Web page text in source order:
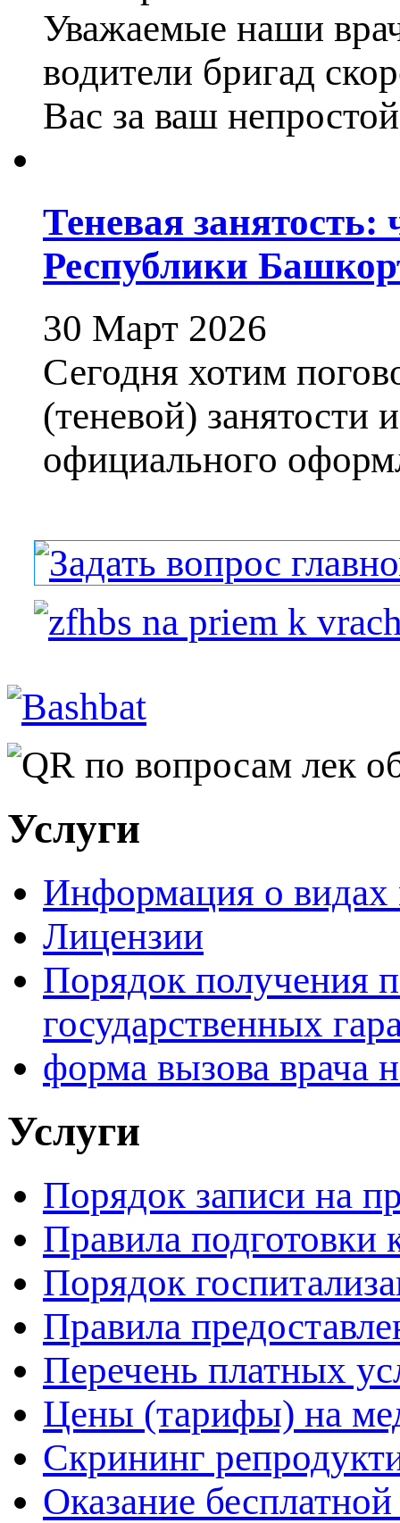
Уважаемые наши
водители бригад
Вас за ваш
Теневая занятость:
Республики
30 Март 2026
Сегодня хотим
(теневой) занятости
официального
Услуги
Информация о
Лицензии
Порядок получения
государственных
форма вызова врача
Услуги
Порядок записи на
Правила подготовки
Порядок
Правила
Перечень платных
Цены (тарифы) на
Скрининг
Оказание